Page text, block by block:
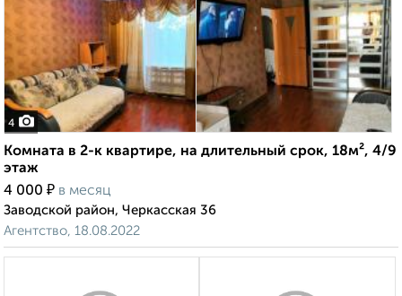
4
Комната в 2-к квартире, на длительный срок, 18м², 4/9
этаж
4 000 ₽ в месяц
Заводской район, Черкасская 36
Агентство, 18.08.2022